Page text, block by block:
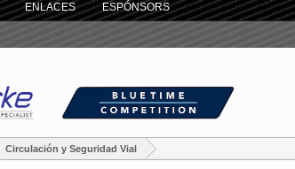
Circulación y Seguridad Vial
ENLACES ESPÓNSORS